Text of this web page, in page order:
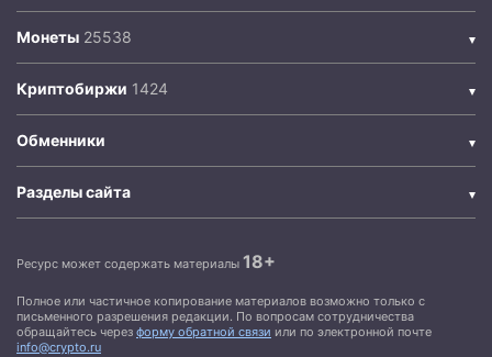
Монеты
Криптобиржи
Обменники
Разделы сайта
Ресурс может содержать материалы 18+
Полное или частичное копирование материалов возможно только с
письменного разрешения редакции. По вопросам сотрудничества
обращайтесь через форму обратной связи или по электронной почте
info@crypto.ru